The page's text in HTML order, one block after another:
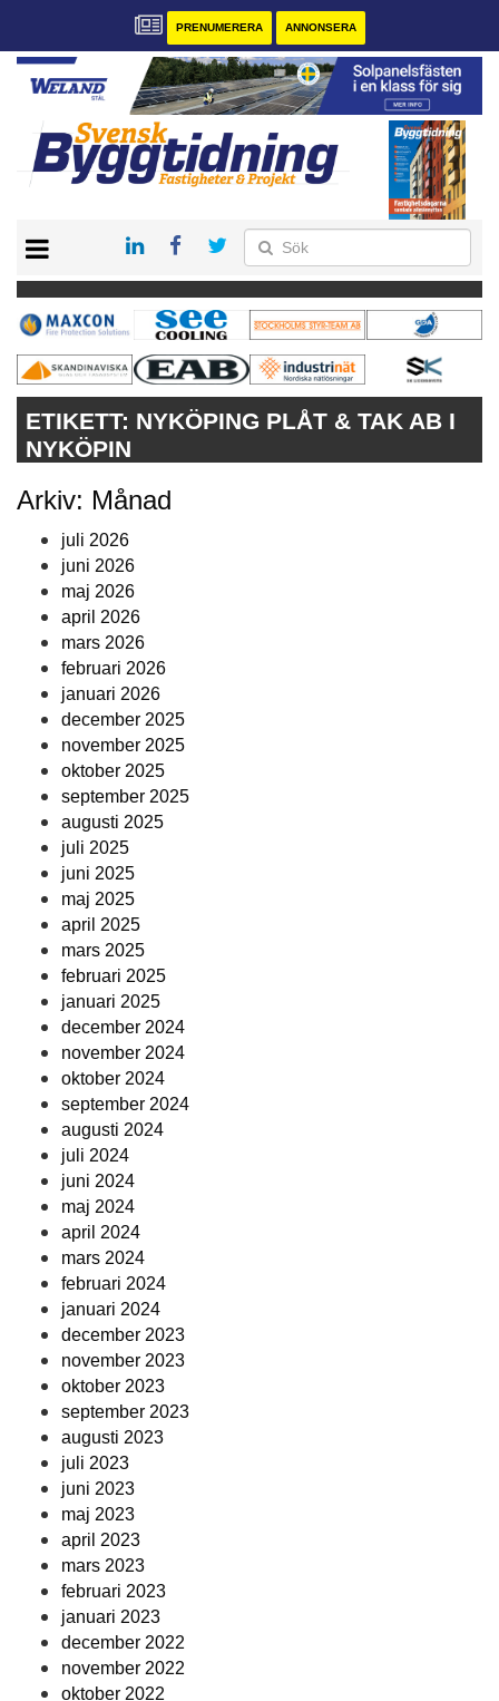
PRENUMERERA ANNONSERA
PRENUMERERA
VÅRA ANDRA MAGASIN
ANNONSERA
KONTAKT
ETIKETT: NYKÖPING PLÅT & TAK AB I
NYKÖPIN
Arkiv: Månad
juli 2026
juni 2026
maj 2026
april 2026
mars 2026
februari 2026
januari 2026
december 2025
november 2025
oktober 2025
september 2025
augusti 2025
juli 2025
juni 2025
maj 2025
april 2025
mars 2025
februari 2025
januari 2025
december 2024
november 2024
oktober 2024
september 2024
augusti 2024
juli 2024
juni 2024
maj 2024
april 2024
mars 2024
februari 2024
januari 2024
december 2023
november 2023
oktober 2023
september 2023
augusti 2023
juli 2023
juni 2023
maj 2023
april 2023
mars 2023
februari 2023
januari 2023
december 2022
november 2022
oktober 2022